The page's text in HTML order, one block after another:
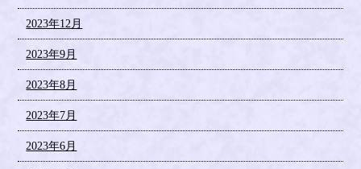
2023年12月
2023年9月
2023年8月
2023年7月
2023年6月